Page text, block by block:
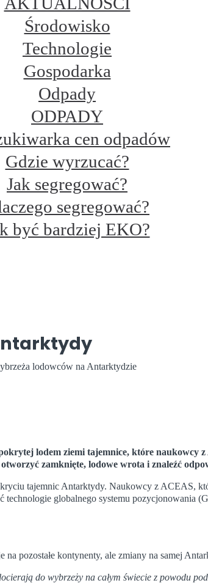
Środowisko
Technologie
Gospodarka
Odpady
ODPADY
cen odpadów
Gdzie wyrzucać?
Jak segregować?
segregować?
być bardziej EKO?
lodem ziemi tajemnice, które naukowcy
zamknięte, lodowe wrota i znaleźć
tajemnic Antarktydy. Naukowcy z ACEAS,
technologie globalnego systemu pozycjonowania
na pozostałe kontynenty, ale zmiany na samej
do wybrzeży na całym świecie z powodu